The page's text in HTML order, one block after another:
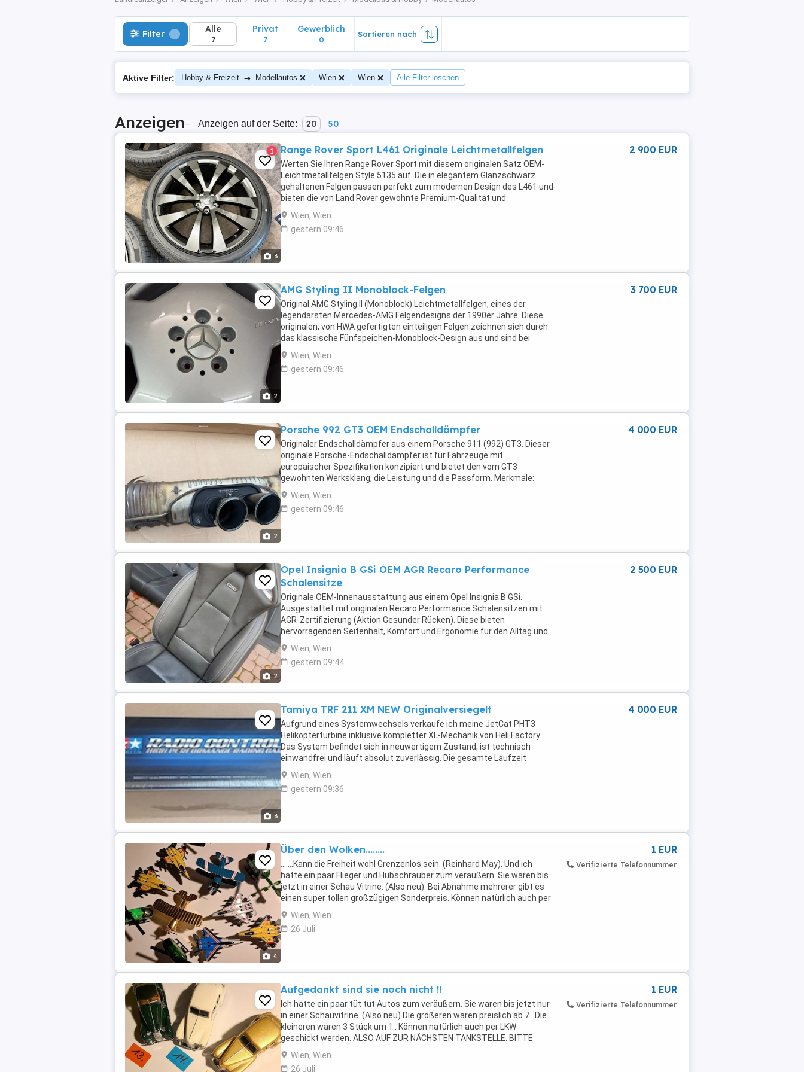
Filter Alle
7
Privat
7
Gewerblich
0
Sortieren nach
Aktive Filter: Hobby & Freizeit → Modellautos Wien Wien Alle Filter löschen
Anzeigen– Anzeigen auf der Seite: 20 50
3
1 Range Rover Sport L461 Originale Leichtmetallfelgen
Werten Sie Ihren Range Rover Sport mit diesem originalen Satz OEM-
Leichtmetallfelgen Style 5135 auf. Die in elegantem Glanzschwarz
gehaltenen Felgen passen perfekt zum modernen Design des L461 und
bieten die von Land Rover gewohnte Premium-Qualität und
Passgenauigkeit. Merkmale: Original Range Rover ...
Wien, Wien
gestern 09:46
2 900 EUR
2
AMG Styling II Monoblock-Felgen
Original AMG Styling II (Monoblock) Leichtmetallfelgen, eines der
legendärsten Mercedes-AMG Felgendesigns der 1990er Jahre. Diese
originalen, von HWA gefertigten einteiligen Felgen zeichnen sich durch
das klassische Fünfspeichen-Monoblock-Design aus und sind bei
Sammlern und Liebhabern, die zeitgenössische ...
Wien, Wien
gestern 09:46
3 700 EUR
2
Porsche 992 GT3 OEM Endschalldämpfer
Originaler Endschalldämpfer aus einem Porsche 911 (992) GT3. Dieser
originale Porsche-Endschalldämpfer ist für Fahrzeuge mit
europäischer Spezifikation konzipiert und bietet den vom GT3
gewohnten Werksklang, die Leistung und die Passform. Merkmale:
Original Porsche-Ersatzteil (OEM) Endschalldämpfer Teilenummer: ...
Wien, Wien
gestern 09:46
4 000 EUR
2
Opel Insignia B GSi OEM AGR Recaro Performance
Schalensitze
Originale OEM-Innenausstattung aus einem Opel Insignia B GSi.
Ausgestattet mit originalen Recaro Performance Schalensitzen mit
AGR-Zertifizierung (Aktion Gesunder Rücken). Diese bieten
hervorragenden Seitenhalt, Komfort und Ergonomie für den Alltag und
sportliche Fahrweise. Merkmale: Originale OEM-Innenausstattung ...
Wien, Wien
gestern 09:44
2 500 EUR
3
Tamiya TRF 211 XM NEW Originalversiegelt
Aufgrund eines Systemwechsels verkaufe ich meine JetCat PHT3
Helikopterturbine inklusive kompletter XL-Mechanik von Heli Factory.
Das System befindet sich in neuwertigem Zustand, ist technisch
einwandfrei und läuft absolut zuverlässig. Die gesamte Laufzeit
beträgt lediglich ca. 2 Stunden. Die Turbine ...
Wien, Wien
gestern 09:36
4 000 EUR
4
Über den Wolken........
.......Kann die Freiheit wohl Grenzenlos sein. (Reinhard May). Und ich
hätte ein paar Flieger und Hubschrauber zum veräußern. Sie waren bis
jetzt in einer Schau Vitrine. (Also neu). Bei Abnahme mehrerer gibt es
einen super tollen großzügigen Sonderpreis. Können natürlich auch per
Luftpost geschickt ...
Wien, Wien
26 Juli
1 EUR
Verifizierte Telefonnummer
Aufgedankt sind sie noch nicht !!
Ich hätte ein paar tüt tüt Autos zum veräußern. Sie waren bis jetzt nur
in einer Schauvitrine. (Also neu) Die größeren wären preislich ab 7 . Die
kleineren wären 3 Stück um 1 . Können natürlich auch per LKW
geschickt werden. ALSO AUF ZUR NÄCHSTEN TANKSTELLE. BITTE
luagern Sie sich alle meine interessanten ...
Wien, Wien
26 Juli
1 EUR
Verifizierte Telefonnummer